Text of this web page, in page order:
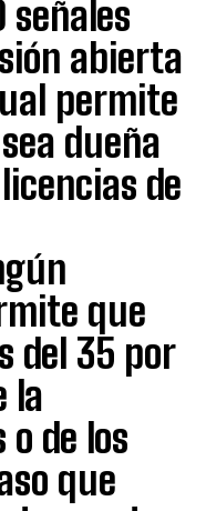
abierta
permite
dueña
de
que
del 35 por
la
de los
que